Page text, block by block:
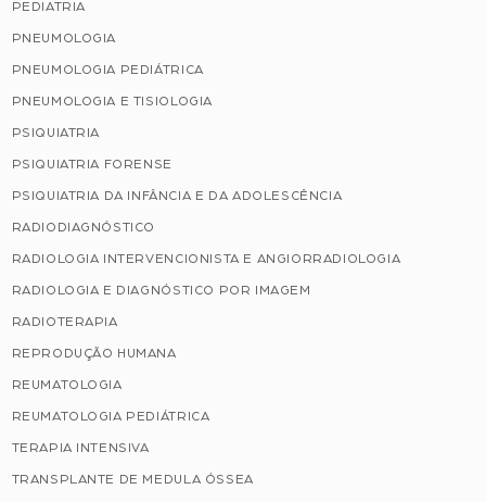
PEDIATRIA
PNEUMOLOGIA
PNEUMOLOGIA PEDIÁTRICA
PNEUMOLOGIA E TISIOLOGIA
PSIQUIATRIA
PSIQUIATRIA FORENSE
PSIQUIATRIA DA INFÂNCIA E DA ADOLESCÊNCIA
RADIODIAGNÓSTICO
RADIOLOGIA INTERVENCIONISTA E ANGIORRADIOLOGIA
RADIOLOGIA E DIAGNÓSTICO POR IMAGEM
RADIOTERAPIA
REPRODUÇÃO HUMANA
REUMATOLOGIA
REUMATOLOGIA PEDIÁTRICA
TERAPIA INTENSIVA
TRANSPLANTE DE MEDULA ÓSSEA